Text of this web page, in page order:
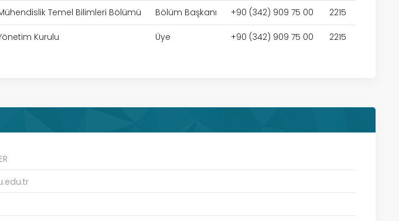
Temel Bilimleri Bölümü Bölüm Başkanı +90 (342) 909 75 00 2215
Kurulu Üye +90 (342) 909 75 00 2215